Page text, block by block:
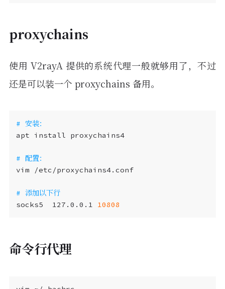
proxychains
使用 V2rayA 提供的系统代理一般就够用了，不过
还是可以装一个 proxychains 备用。
# 安装：
# 配置：
# 添加以下行
socks5  127.0.0.1 10808
命令行代理